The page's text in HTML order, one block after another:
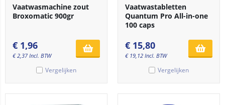
Vaatwasmachine zout
Broxomatic 900gr
€ 1,96
€2,37 Incl. BTW
Vergelijken
Vaatwastabletten
Quantum Pro All-in-one
100 caps
€ 15,80
€ 19,12 Incl. BTW
Vergelijken